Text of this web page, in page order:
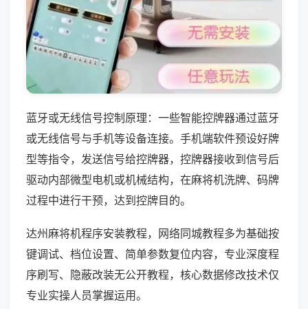
蓝牙或无线信号控制原理：一些智能控牌器通过蓝牙
或无线信号与手机等设备连接。手机端软件预设好牌
型等指令，发送信号给控牌器，控牌器接收到信号后
驱动内部微型电机或机械结构，在麻将机洗牌、码牌
过程中进行干预，达到控牌目的。
达州麻将机程序安装教程，网络同城教程多为基础按
键调试、档位设置、简单参数复位内容，专业深度程
序刷写、隐蔽改装无公开教程，核心数据修改技术仅
专业实操人员掌握运用。